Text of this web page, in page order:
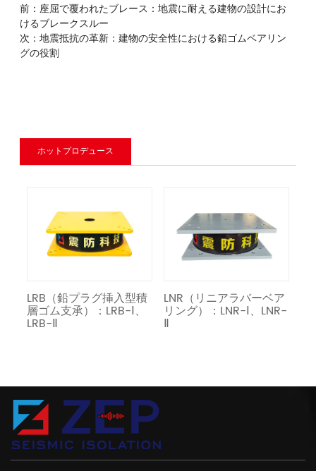
前：座屈で覆われたブレース：地震に耐える建物の設計にお
けるブレークスルー
次：地震抵抗の革新：建物の安全性における鉛ゴムベアリン
グの役割
ホットプロデュース
LRB（鉛プラグ挿入型積
層ゴム支承）：LRB-Ⅰ、
LRB-Ⅱ
LNR（リニアラバーベア
リング）：LNR-Ⅰ、LNR-
Ⅱ